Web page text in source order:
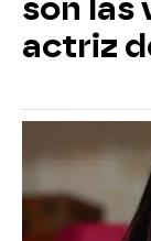
son las
actriz